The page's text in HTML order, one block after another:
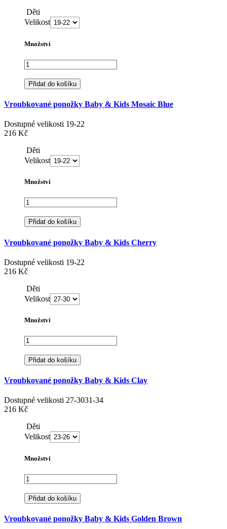
Děti
Velikost
Množství
Přidat do košíku
Vroubkované ponožky Baby & Kids Mosaic Blue
Dostupné velikosti 19-22
216 Kč
Děti
Velikost
Množství
Přidat do košíku
Vroubkované ponožky Baby & Kids Cherry
Dostupné velikosti 19-22
216 Kč
Děti
Velikost
Množství
Přidat do košíku
Vroubkované ponožky Baby & Kids Clay
Dostupné velikosti 27-3031-34
216 Kč
Děti
Velikost
Množství
Přidat do košíku
Vroubkované ponožky Baby & Kids Golden Brown